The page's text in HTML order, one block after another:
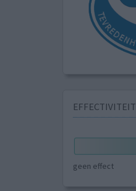
EFFECTIVITEIT
geen effect